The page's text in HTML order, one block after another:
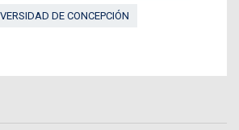
DE CONCEPCIÓN